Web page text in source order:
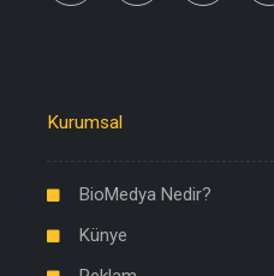
Kurumsal
BioMedya Nedir?
Künye